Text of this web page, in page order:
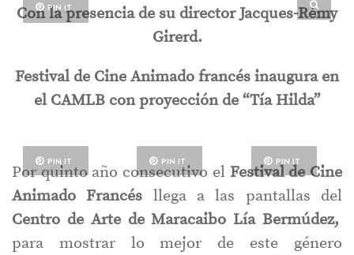
PIN IT
Con la presencia de su director Jacques-Rémy
Girerd.
Festival de Cine Animado francés inaugura en
el CAMLB con proyección de “Tía Hilda”
PIN IT PIN IT PIN IT
Por quinto año consecutivo elFestival de Cine
Animado Francés llega a las pantallas del
Centro de Arte de Maracaibo Lía Bermúdez,
para mostrar lo mejor de este género